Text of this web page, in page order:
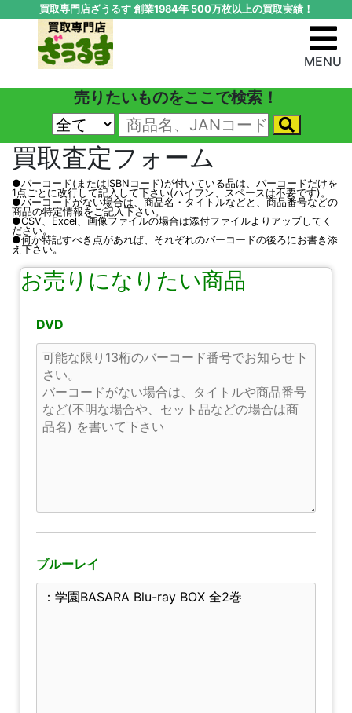
買取専門店ざうるす 創業1984年 500万枚以上の買取実績！
MENU
売りたいものをここで検索！
買取査定フォーム
●バーコード(またはISBNコード)が付いている品は、バーコードだけを
1点ごとに改行して記入して下さい(ハイフン、スペースは不要です)。
●バーコードがない場合は、商品名・タイトルなどと、商品番号などの
商品の特定情報をご記入下さい。
●CSV、Excel、画像ファイルの場合は添付ファイルよりアップしてく
ださい。
●何か特記すべき点があれば、それぞれのバーコードの後ろにお書き添
え下さい。
お売りになりたい商品
DVD
ブルーレイ